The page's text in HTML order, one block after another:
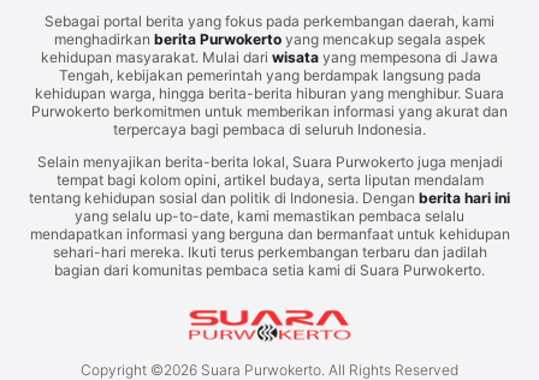
Sebagai portal berita yang fokus pada perkembangan daerah, kami
menghadirkan berita Purwokertoyang mencakup segala aspek
kehidupan masyarakat. Mulai dari wisata yang mempesona di Jawa
Tengah, kebijakan pemerintah yang berdampak langsung pada
kehidupan warga, hingga berita-berita hiburan yang menghibur. Suara
Purwokerto berkomitmen untuk memberikan informasi yang akurat dan
terpercaya bagi pembaca di seluruh Indonesia.
Selain menyajikan berita-berita lokal, Suara Purwokerto juga menjadi
tempat bagi kolom opini, artikel budaya, serta liputan mendalam
tentang kehidupan sosial dan politik di Indonesia. Dengan berita hari ini
yang selalu up-to-date, kami memastikan pembaca selalu
mendapatkan informasi yang berguna dan bermanfaat untuk kehidupan
sehari-hari mereka. Ikuti terus perkembangan terbaru dan jadilah
bagian dari komunitas pembaca setia kami di Suara Purwokerto.
Copyright ©2026 Suara Purwokerto. All Rights Reserved